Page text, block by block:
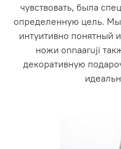
чувствовать, была
определенную цель. Мы
интуитивно понятный
ножи onnaaruji
декоративную